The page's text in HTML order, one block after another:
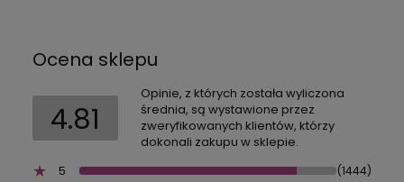
Ocena sklepu
4.81
Opinie, z których została wyliczona
średnia, są wystawione przez
zweryfikowanych klientów, którzy
dokonali zakupu w sklepie.
5
(1444)